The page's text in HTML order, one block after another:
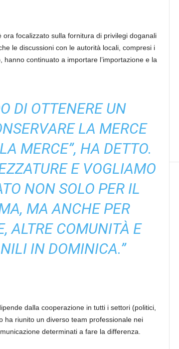
focalizzato sulla fornitura di privilegi doganali
le discussioni con le autorità locali, compresi i
continuato a importare l’importazione e la
DI OTTENERE UN
LA MERCE
MERCE”, HA DETTO.
E VOGLIAMO
NON SOLO PER IL
MA ANCHE PER
ALTRE COMUNITÀ E
IN DOMINICA.”
dalla cooperazione in tutti i settori (politici,
ha riunito un diverso team professionale nei
determinati a fare la differenza.